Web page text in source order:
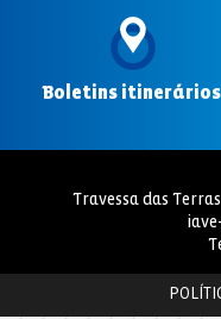
Boletins itinerários
Travessa das